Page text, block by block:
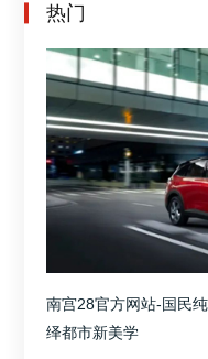
热门
南宫28官方网站-国民
绎都市新美学